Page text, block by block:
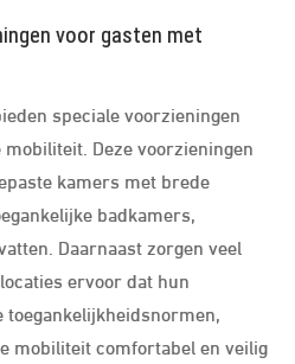
voor gasten met
speciale voorzieningen
Deze voorzieningen
kamers met brede
badkamers,
Daarnaast zorgen veel
ervoor dat hun
toegankelijkheidsnormen,
mobiliteit comfortabel en veilig